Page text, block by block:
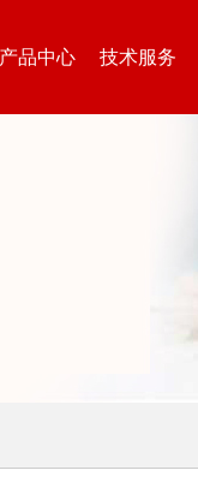
产品中心 技术服务